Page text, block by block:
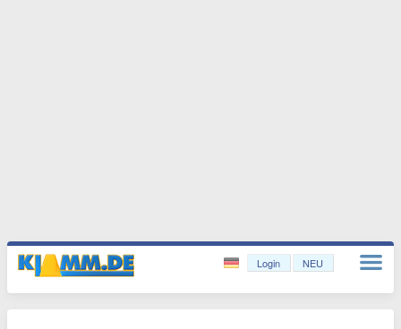
Login NEU